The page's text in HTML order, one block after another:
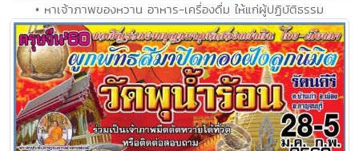
• หาเจ้าภาพของหวาน อาหาร-เครื่องดื่ม ให้แก่ผู้ปฏิบัติธรรม